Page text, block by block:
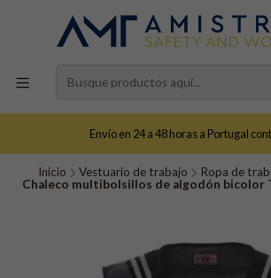
Envío en 24 a 48 horas a Portugal
Inicio Vestuario de trabajo Ropa de
Chaleco multibolsillos de algodón bicolor